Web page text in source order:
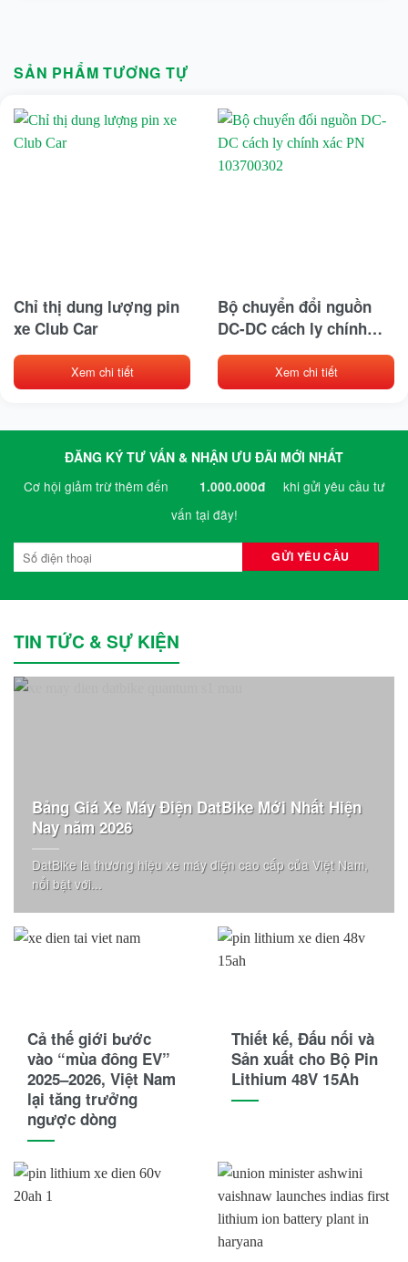
SẢN PHẨM TƯƠNG TỰ
Chỉ thị dung lượng pin
xe Club Car
Xem chi tiết
Bộ chuyển đổi nguồn
DC-DC cách ly chính
xác PN 103700302
Xem chi tiết
ĐĂNG KÝ TƯ VẤN & NHẬN ƯU ĐÃI MỚI NHẤT
Cơ hội giảm trừ thêm đến
1.000.000đ
khi gửi yêu cầu tư
vấn tại đây!
TIN TỨC & SỰ KIỆN
Bảng Giá Xe Máy Điện DatBike Mới Nhất Hiện
Nay năm 2026
DatBike là thương hiệu xe máy điện cao cấp của Việt Nam,
nổi bật với...
Cả thế giới bước
vào “mùa đông EV”
2025–2026, Việt Nam
lại tăng trưởng
ngược dòng
Thiết kế, Đấu nối và
Sản xuất cho Bộ Pin
Lithium 48V 15Ah